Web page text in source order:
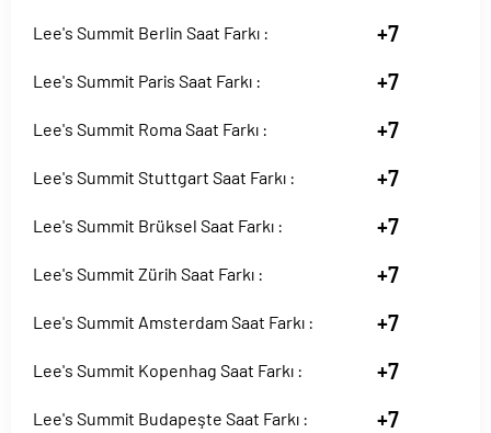
Lee's Summit Berlin Saat Farkı : +7
Lee's Summit Paris Saat Farkı : +7
Lee's Summit Roma Saat Farkı : +7
Lee's Summit Stuttgart Saat Farkı : +7
Lee's Summit Brüksel Saat Farkı : +7
Lee's Summit Zürih Saat Farkı : +7
Lee's Summit Amsterdam Saat Farkı : +7
Lee's Summit Kopenhag Saat Farkı : +7
Lee's Summit Budapeşte Saat Farkı : +7